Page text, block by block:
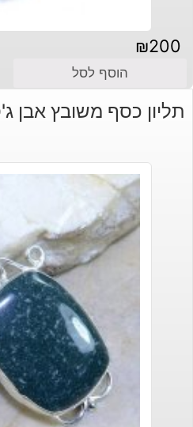
₪200
הוסף לסל
תליון כסף משובץ אבן